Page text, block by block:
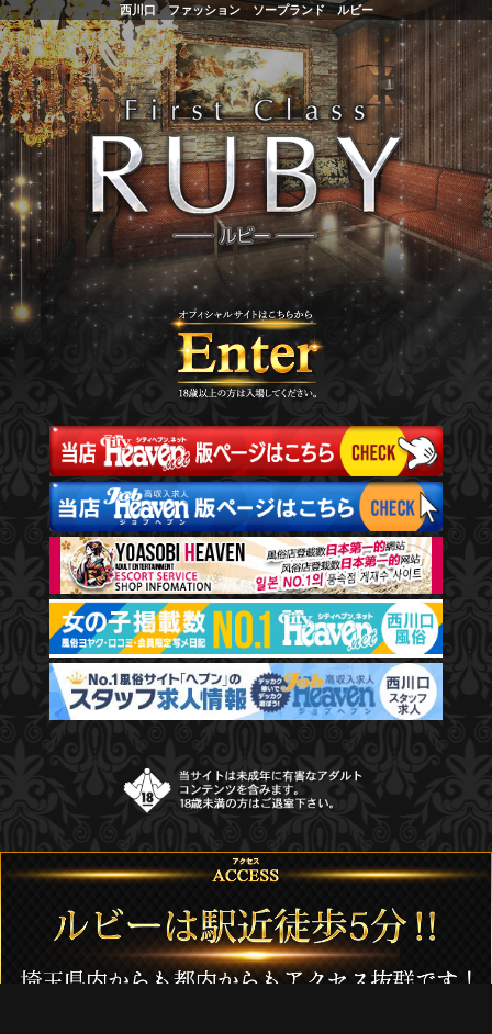
西川口 ファッション ソープランド ルビー